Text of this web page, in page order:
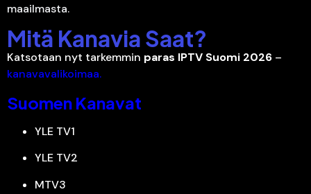
maailmasta.
Mitä Kanavia Saat?
Katsotaan nyt tarkemmin paras IPTV Suomi 2026 –
kanavavalikoimaa.
Suomen Kanavat
YLE TV1
YLE TV2
MTV3